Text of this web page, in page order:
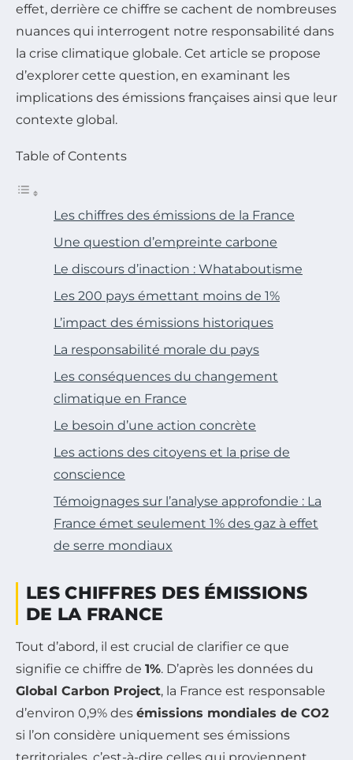
effet, derrière ce chiffre se cachent de nombreuses
nuances qui interrogent notre responsabilité dans
la crise climatique globale. Cet article se propose
d’explorer cette question, en examinant les
implications des émissions françaises ainsi que leur
contexte global.
Table of Contents
Les chiffres des émissions de la France
Une question d’empreinte carbone
Le discours d’inaction : Whataboutisme
Les 200 pays émettant moins de 1%
L’impact des émissions historiques
La responsabilité morale du pays
Les conséquences du changement
climatique en France
Le besoin d’une action concrète
Les actions des citoyens et la prise de
conscience
Témoignages sur l’analyse approfondie : La
France émet seulement 1% des gaz à effet
de serre mondiaux
LES CHIFFRES DES ÉMISSIONS
DE LA FRANCE
Tout d’abord, il est crucial de clarifier ce que
signifie ce chiffre de 1%. D’après les données du
Global Carbon Project, la France est responsable
d’environ 0,9% des émissions mondiales de CO2
si l’on considère uniquement ses émissions